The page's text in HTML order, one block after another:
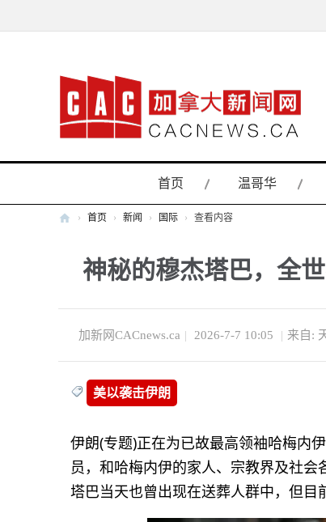
首页 温哥华
新
网
› 首页 › 新闻 › 国际 › 查看内容
神秘的穆杰塔巴，全
加新网CACnews.ca | 2026-7-7 10:05 | 来自:
美以袭击伊朗
伊朗(专题)正在为已故最高领袖哈梅内
员，和哈梅内伊的家人、宗教界及社
塔巴当天也曾出现在送葬人群中，但目